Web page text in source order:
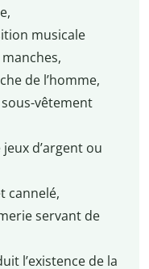
musicale
de l’homme,
vêtement
d’argent ou
cannelé,
servant de
l’existence de la